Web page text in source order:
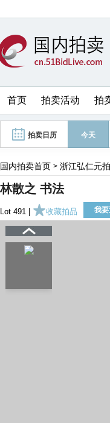
首页 拍卖活动 拍
拍卖日历 今天
国内拍卖首页 > 浙江弘仁元
林散之 书法
Lot 491 | 收藏拍品 我